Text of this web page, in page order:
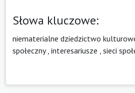
Słowa kluczowe:
niematerialne dziedzictwo
społeczny, interesariusze sieci